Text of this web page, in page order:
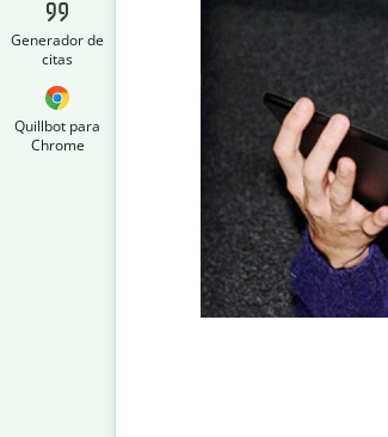
Generador de
citas
Quillbot para
Chrome